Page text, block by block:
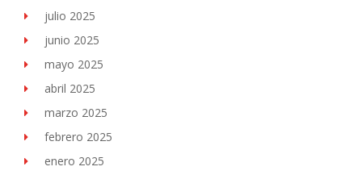
julio 2025
junio 2025
mayo 2025
abril 2025
marzo 2025
febrero 2025
enero 2025